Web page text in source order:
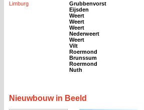
Limburg Grubbenvorst
Eijsden
Weert
Weert
Weert
Nederweert
Weert
Vilt
Roermond
Brunssum
Roermond
Nuth
Nieuwbouw in Beeld